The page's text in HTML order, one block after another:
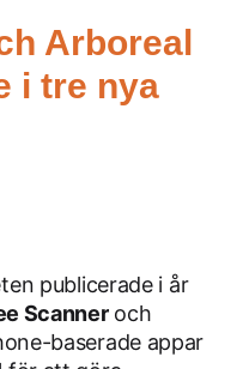
Arboreal
i tre nya
publicerade i år
Scanneroch
baserade appar